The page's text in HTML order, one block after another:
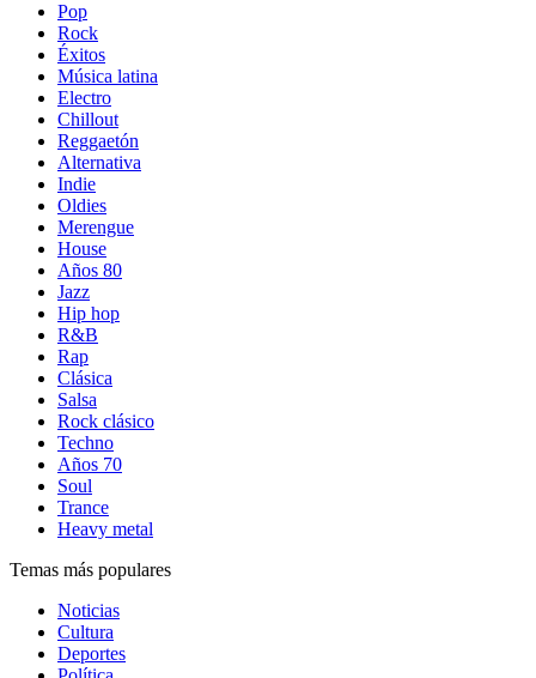
Pop
Rock
Éxitos
Música latina
Electro
Chillout
Reggaetón
Alternativa
Indie
Oldies
Merengue
House
Años 80
Jazz
Hip hop
R&B
Rap
Clásica
Salsa
Rock clásico
Techno
Años 70
Soul
Trance
Heavy metal
Temas más populares
Noticias
Cultura
Deportes